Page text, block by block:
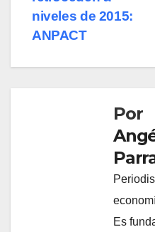
niveles de 2015:
ANPACT
Por
Es